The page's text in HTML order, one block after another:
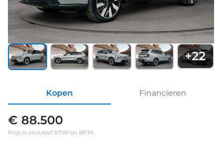
+22
Kopen Financieren
€ 88.500
Prijs is inclusief BTW en BPM.